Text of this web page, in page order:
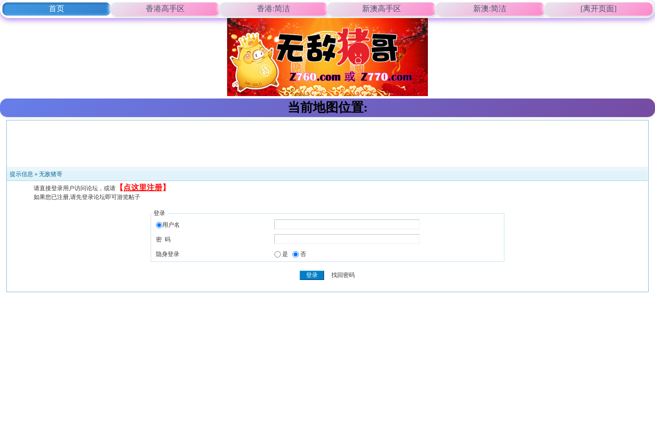
首页 香港高手区 香港:简洁 新澳高手区 新澳:简洁 [离开页面]
当前地图位置:
提示信息 »无敌猪哥
请直接登录用户访问论坛，或请 【 点这里注册】
如果您已注册,请先登录论坛即可游览帖子
登录
用户名
密 码
隐身登录 是 否
找回密码